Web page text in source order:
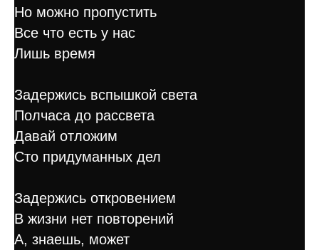
Но можно пропустить
Все что есть у нас
Лишь время
Задержись вспышкой света
Полчаса до рассвета
Давай отложим
Сто придуманных дел
Задержись откровением
В жизни нет повторений
А, знаешь, может